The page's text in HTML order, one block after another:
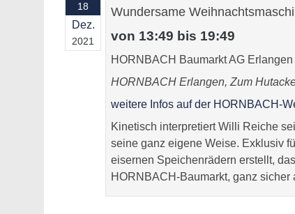
18
Dez.
2021
Wundersame
von 13:49 bis 19:49
HORNBACH Baumarkt AG Erlangen
HORNBACH Erlangen, Zum
weitere Infos auf der HORNBACH-
Kinetisch interpretiert Willi Reiche
seine ganz eigene Weise. Exklusiv
eisernen Speichenrädern erstellt,
HORNBACH-Baumarkt, ganz sicher